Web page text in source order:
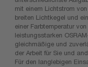
mit einem Lichtstrom
breiten Lichtkegel und
einer Farbtemperatur
leistungsstarken
gleichmäßige und
der Arbeit für Sie und
Für den langlebigen